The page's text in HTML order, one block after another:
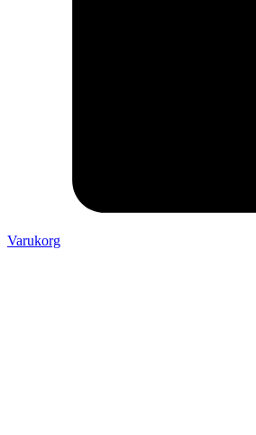
Varukorg